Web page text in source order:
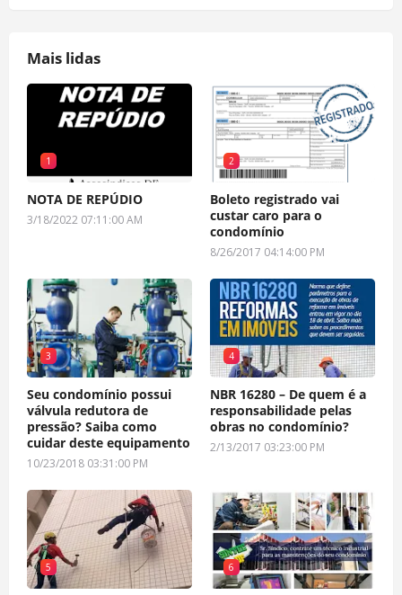
Mais lidas
1
NOTA DE REPÚDIO
3/18/2022 07:11:00 AM
2
Boleto registrado vai
custar caro para o
condomínio
8/26/2017 04:14:00 PM
3
Seu condomínio possui
válvula redutora de
pressão? Saiba como
cuidar deste equipamento
10/23/2018 03:31:00 PM
4
NBR 16280 – De quem é a
responsabilidade pelas
obras no condomínio?
2/13/2017 03:23:00 PM
5 6